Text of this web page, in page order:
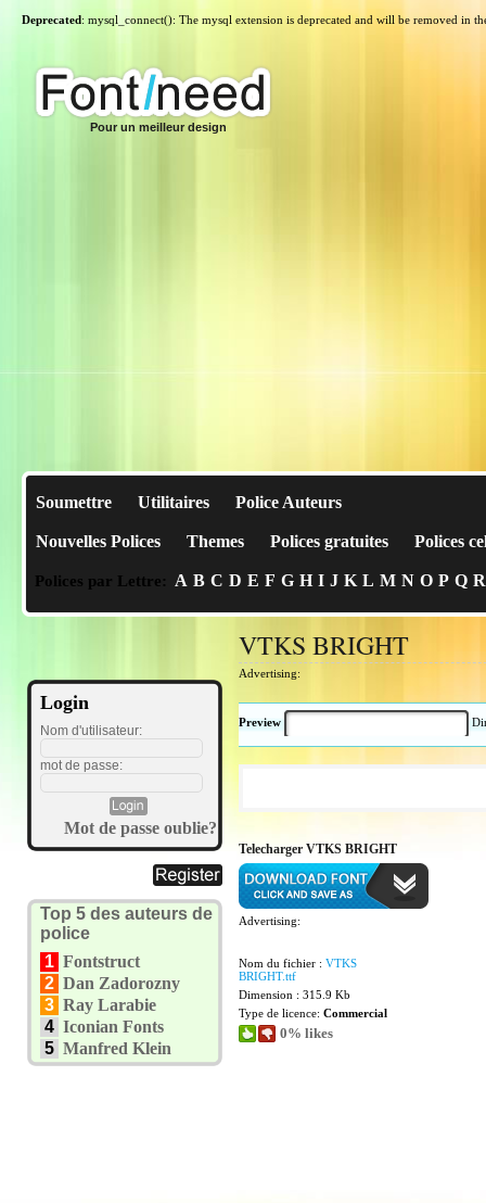
Deprecated: mysql_connect(): The mysql extension is deprecated and will be removed in
Pour un meilleur design
Soumettre Utilitaires Police Auteurs
Nouvelles Polices Themes Polices gratuites Polices
Polices par Lettre: A B C D E F G H I J K L M N O P Q R
Login
Nom d'utilisateur:
mot de passe:
Mot de passe oublie?
Top 5 des auteurs de
police
1 Fontstruct
2 Dan Zadorozny
3 Ray Larabie
4 Iconian Fonts
5 Manfred Klein
VTKS BRIGHT
Advertising:
Preview
Telecharger VTKS BRIGHT
Advertising:
Nom du fichier : VTKS
BRIGHT.ttf
Dimension : 315.9 Kb
Type de licence: Commercial
0% likes